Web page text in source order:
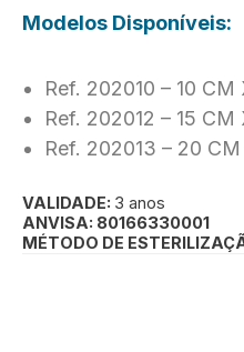
Modelos Disponíveis:
Ref. 202010 – 10 CM
Ref. 202012 – 15 CM
Ref. 202013 – 20
VALIDADE: 3 anos
ANVISA: 80166330001
MÉTODO DE